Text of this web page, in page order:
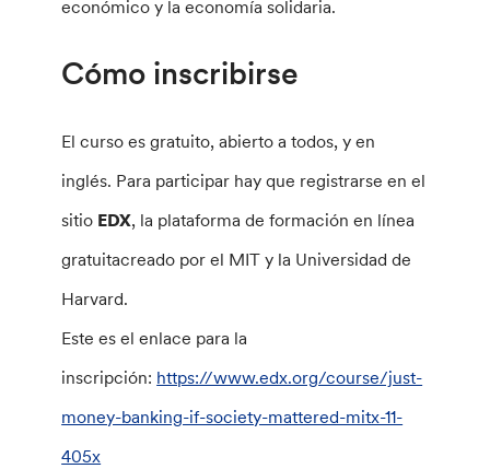
económico y la economía solidaria.
Cómo inscribirse
El curso es gratuito, abierto a todos, y en
inglés. Para participar hay que registrarse en el
sitio EDX, la plataforma de formación en línea
gratuitacreado por el MIT y la Universidad de
Harvard.
Este es el enlace para la
inscripción: https://www.edx.org/course/just-
money-banking-if-society-mattered-mitx-11-
405x